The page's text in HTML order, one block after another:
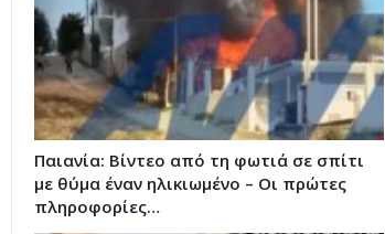
Παιανία: Βίντεο από τη φωτιά σε σπίτι
με θύμα έναν ηλικιωμένο – Οι πρώτες
πληροφορίες…